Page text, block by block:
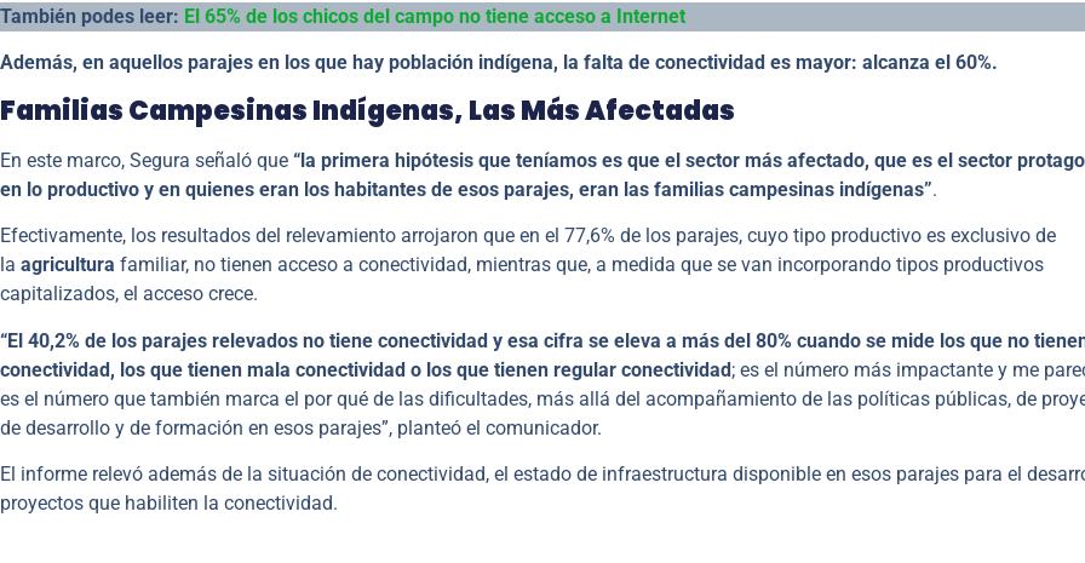
También podes leer: El 65% de los chicos del campo no tiene acceso a Internet
Además, en aquellos parajes en los que hay población indígena, la falta de conectividad es mayor: alcanza el 60%.
Familias Campesinas Indígenas, Las Más Afectadas
En este marco, Segura señaló que “la primera hipótesis que teníamos es que el sector más afectado, que es el sector
en lo productivo y en quienes eran los habitantes de esos parajes, eran las familias campesinas indígenas”.
Efectivamente, los resultados del relevamiento arrojaron que en el 77,6% de los parajes, cuyo tipo productivo es exclusivo de
la agricultura familiar, no tienen acceso a conectividad, mientras que, a medida que se van incorporando tipos productivos
capitalizados, el acceso crece.
“El 40,2% de los parajes relevados no tiene conectividad y esa cifra se eleva a más del 80% cuando se mide los que no
conectividad, los que tienen mala conectividad o los que tienen regular conectividad; es el número más impactante y me
es el número que también marca el por qué de las dificultades, más allá del acompañamiento de las políticas públicas, de
de desarrollo y de formación en esos parajes”, planteó el comunicador.
El informe relevó además de la situación de conectividad, el estado de infraestructura disponible en esos parajes para el
proyectos que habiliten la conectividad.